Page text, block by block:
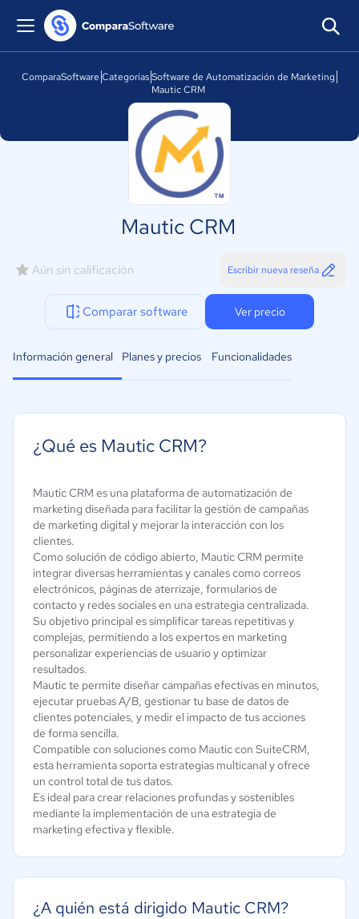
ComparaSoftware CategoríasSoftware de Automatización de Marketing
Mautic CRM
Mautic CRM
Aún sin calificación Escribir nueva reseña
Comparar software Ver precio
Información general Planes y precios Funcionalidades
¿Qué es Mautic CRM?
Mautic CRM es una plataforma de automatización de
marketing diseñada para facilitar la gestión de campañas
de marketing digital y mejorar la interacción con los
clientes.
Como solución de código abierto, Mautic CRM permite
integrar diversas herramientas y canales como correos
electrónicos, páginas de aterrizaje, formularios de
contacto y redes sociales en una estrategia centralizada.
Su objetivo principal es simplificar tareas repetitivas y
complejas, permitiendo a los expertos en marketing
personalizar experiencias de usuario y optimizar
resultados.
Mautic te permite diseñar campañas efectivas en minutos,
ejecutar pruebas A/B, gestionar tu base de datos de
clientes potenciales, y medir el impacto de tus acciones
de forma sencilla.
Compatible con soluciones como Mautic con SuiteCRM,
esta herramienta soporta estrategias multicanal y ofrece
un control total de tus datos.
Es ideal para crear relaciones profundas y sostenibles
mediante la implementación de una estrategia de
marketing efectiva y flexible.
¿A quién está dirigido Mautic CRM?